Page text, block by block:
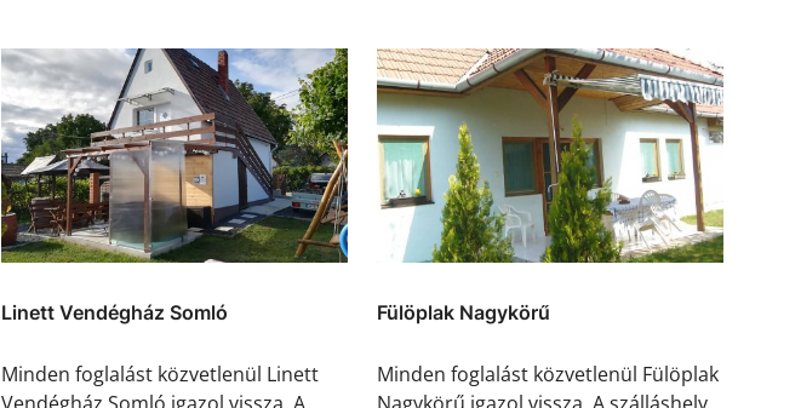
Linett Vendégház Somló
Minden foglalást közvetlenül Linett
Fülöplak Nagykörű
Minden foglalást közvetlenül Fülöplak